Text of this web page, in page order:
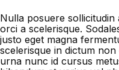
Nulla posuere sollicitudin
orci a scelerisque.
justo eget magna
scelerisque in dictum
urna nunc id cursus